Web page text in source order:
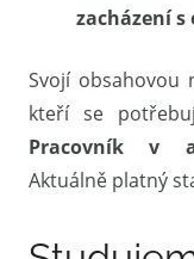
zacházení
Svojí obsahovou
kteří se
Pracovník v
Aktuálně platný